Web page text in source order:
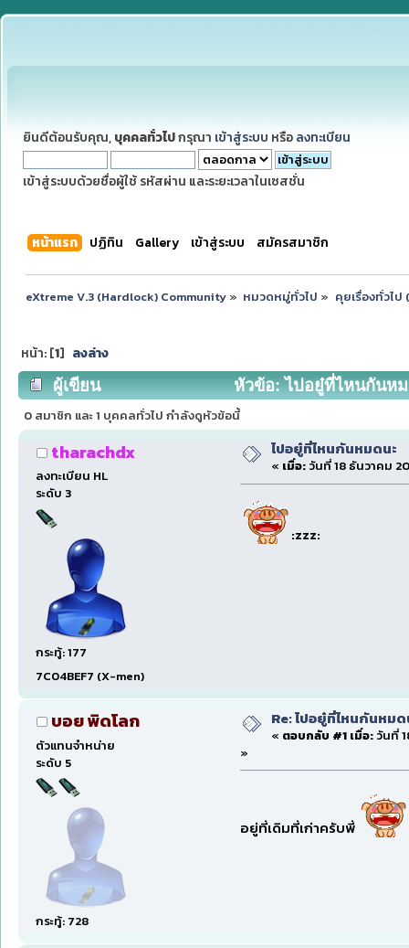
ยินดีต้อนรับคุณ, บุคคลทั่วไปกรุณา เข้าสู่ระบบ หรือ ลงทะเบียน
เข้าสู่ระบบด้วยชื่อผู้ใช้ รหัสผ่าน และระยะเวลาในเซสชั่น
หน้าแรก ปฏิทิน Gallery เข้าสู่ระบบ สมัครสมาชิก
eXtreme V.3 (Hardlock) Community» หมวดหมู่ทั่วไป » คุยเรื่องทั่วไป
หน้า: [1] ลงล่าง
ผู้เขียน หัวข้อ: ไปอยู๋ที่ไหนกันห
0 สมาชิก และ 1 บุคคลทั่วไป กำลังดูหัวข้อนี้
tharachdx
ลงทะเบียน HL
ระดับ 3
กระทู้: 177
7C04BEF7 (X-men)
ไปอยู๋ที่ไหนกันหมดนะ
« เมื่อ:วันที่ 18 ธันวาคม
:zzz:
บอย พิดโลก
ตัวแทนจำหน่าย
ระดับ 5
กระทู้: 728
Re: ไปอยู๋ที่ไหนกันหมด
« ตอบกลับ #1 เมื่อ:วันที่
»
อยู่ที่เดิมที่เก่าครับพี่